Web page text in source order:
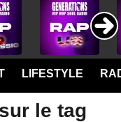
LIFESTYLE
le tag